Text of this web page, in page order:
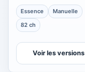
Essence
Manuelle
82 ch
Voir les versions